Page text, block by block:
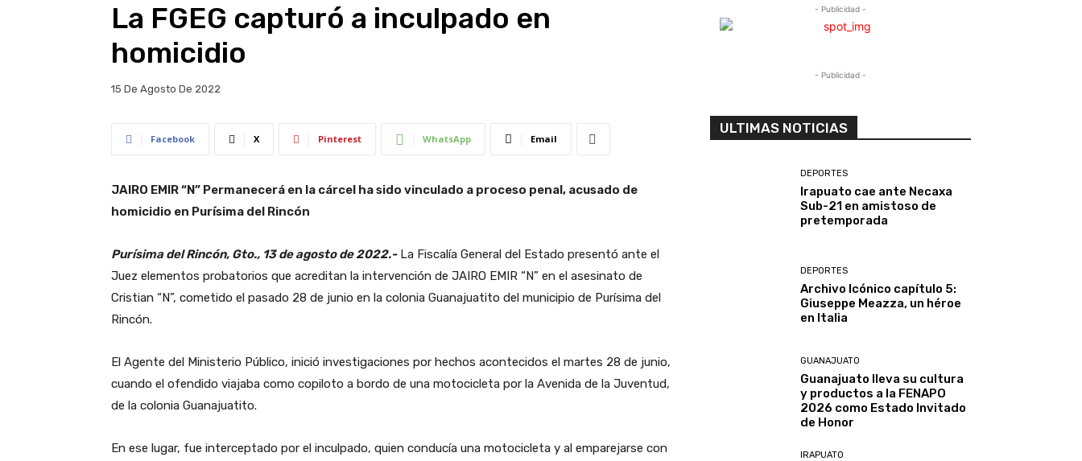
La FGEG capturó a inculpado en
homicidio
15 De Agosto De 2022
Facebook X Pinterest WhatsApp Email
JAIRO EMIR “N” Permanecerá en la cárcel ha sido vinculado a proceso penal, acusado de
homicidio en Purísima del Rincón
Purísima del Rincón, Gto., 13 de agosto de 2022.-La Fiscalía General del Estado presentó ante el
Juez elementos probatorios que acreditan la intervención de JAIRO EMIR “N” en el asesinato de
Cristian “N”, cometido el pasado 28 de junio en la colonia Guanajuatito del municipio de Purísima del
Rincón.
El Agente del Ministerio Público, inició investigaciones por hechos acontecidos el martes 28 de junio,
cuando el ofendido viajaba como copiloto a bordo de una motocicleta por la Avenida de la Juventud,
de la colonia Guanajuatito.
En ese lugar, fue interceptado por el inculpado, quien conducía una motocicleta y al emparejarse con
- Publicidad -
- Publicidad -
ULTIMAS NOTICIAS
DEPORTES
Irapuato cae ante Necaxa
Sub-21 en amistoso de
pretemporada
DEPORTES
Archivo Icónico capítulo 5:
Giuseppe Meazza, un héroe
en Italia
GUANAJUATO
Guanajuato lleva su cultura
y productos a la FENAPO
2026 como Estado Invitado
de Honor
IRAPUATO